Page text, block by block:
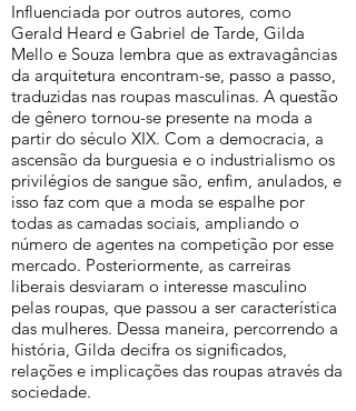
Influenciada por outros autores, como
Gerald Heard e Gabriel de Tarde, Gilda
Mello e Souza lembra que as extravagâncias
da arquitetura encontram-se, passo a passo,
traduzidas nas roupas masculinas. A questão
de gênero tornou-se presente na moda a
partir do século XIX. Com a democracia, a
ascensão da burguesia e o industrialismo os
privilégios de sangue são, enfim, anulados, e
isso faz com que a moda se espalhe por
todas as camadas sociais, ampliando o
número de agentes na competição por esse
mercado. Posteriormente, as carreiras
liberais desviaram o interesse masculino
pelas roupas, que passou a ser característica
das mulheres. Dessa maneira, percorrendo a
história, Gilda decifra os significados,
relações e implicações das roupas através da
sociedade.